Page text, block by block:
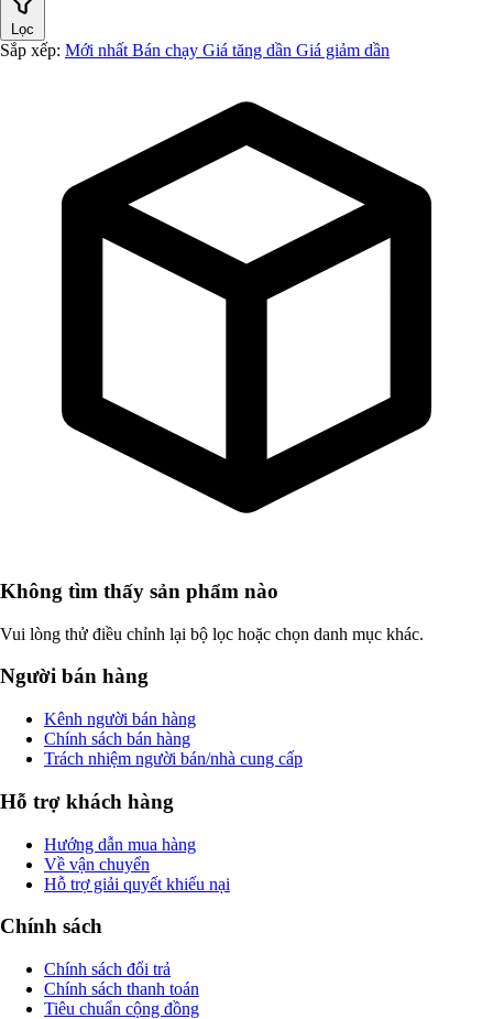
Lọc
Sắp xếp: Mới nhất Bán chạy Giá tăng dần Giá giảm dần
Không tìm thấy sản phẩm nào
Vui lòng thử điều chỉnh lại bộ lọc hoặc chọn danh mục khác.
Người bán hàng
Kênh người bán hàng
Chính sách bán hàng
Trách nhiệm người bán/nhà cung cấp
Hỗ trợ khách hàng
Hướng dẫn mua hàng
Về vận chuyển
Hỗ trợ giải quyết khiếu nại
Chính sách
Chính sách đổi trả
Chính sách thanh toán
Tiêu chuẩn cộng đồng